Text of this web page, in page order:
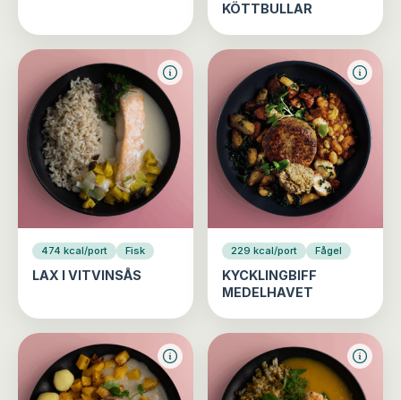
KÖTTBULLAR
474 kcal/port Fisk
LAX I VITVINSÅS
229 kcal/port Fågel
KYCKLINGBIFF
MEDELHAVET